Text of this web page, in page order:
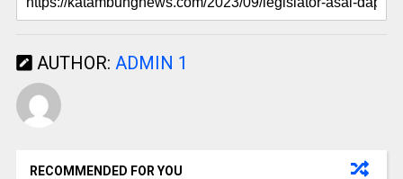
AUTHOR: ADMIN 1
RECOMMENDED FOR YOU